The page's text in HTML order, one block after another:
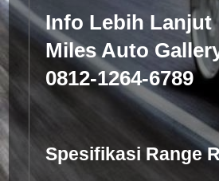
Info Lebih Lanjut
Miles Auto
0812-1264-6789
Spesifikasi Range